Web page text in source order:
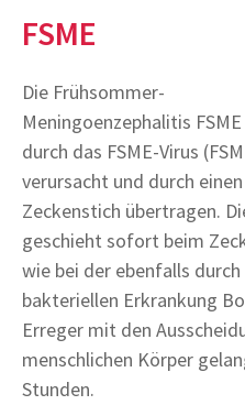
FSME
Die Frühsommer-
Meningoenzephalitis
durch das FSME-Virus
verursacht und durch einen
Zeckenstich übertragen.
geschieht sofort beim
wie bei der ebenfalls
bakteriellen Erkrankung
Erreger mit den
menschlichen Körper
Stunden.